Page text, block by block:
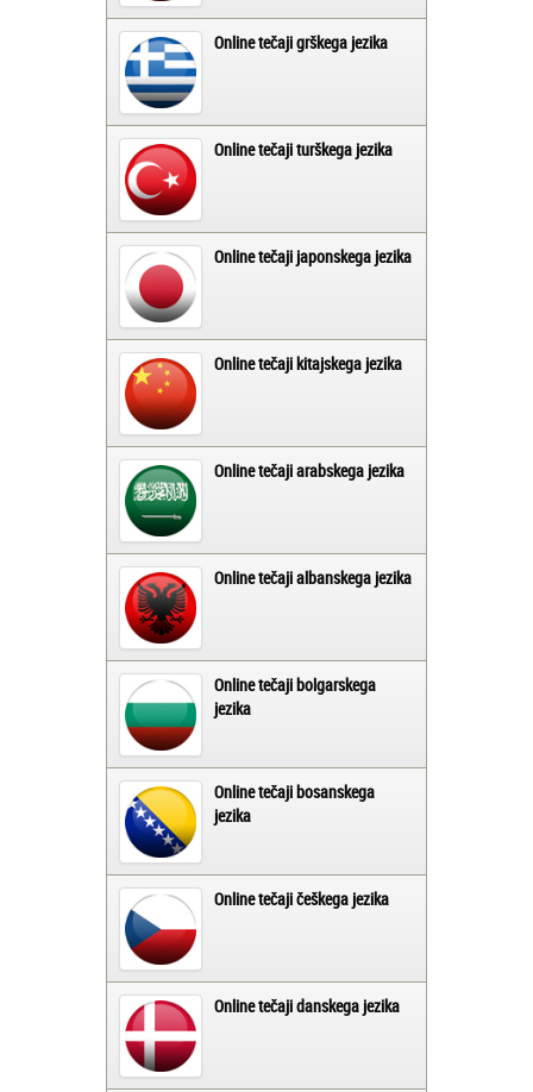
Online tečaji grškega jezika
Online tečaji turškega jezika
Online tečaji japonskega jezika
Online tečaji kitajskega jezika
Online tečaji arabskega jezika
Online tečaji albanskega jezika
Online tečaji bolgarskega
jezika
Online tečaji bosanskega
jezika
Online tečaji češkega jezika
Online tečaji danskega jezika